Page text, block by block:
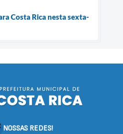
Costa Rica nesta sexta-
NOSSAS REDES!